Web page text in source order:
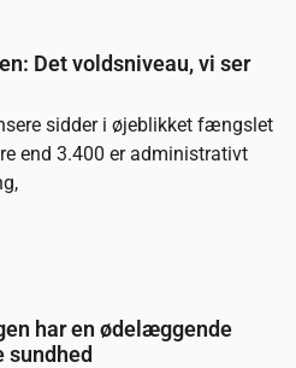
Det voldsniveau, vi ser
sidder i øjeblikket fængslet
end 3.400 er administrativt
har en ødelæggende
sundhed